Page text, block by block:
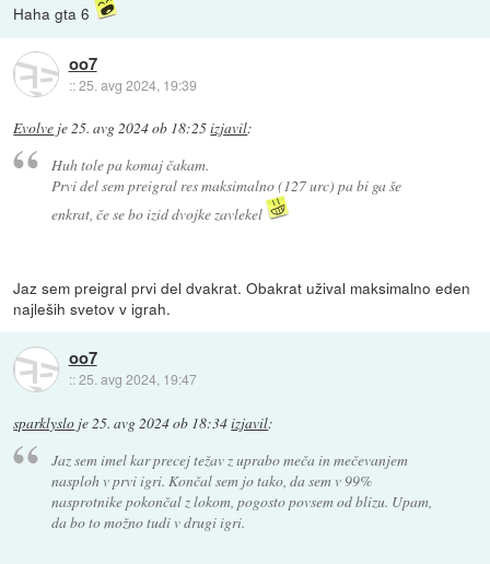
Haha gta 6
oo7
::25. avg 2024, 19:39
Evolve je25. avg 2024 ob 18:25izjavil:
Huh tole pa komaj čakam.
Prvi del sem preigral res maksimalno (127 urc) pa bi ga še
enkrat, če se bo izid dvojke zavlekel
Jaz sem preigral prvi del dvakrat. Obakrat užival maksimalno eden
najleših svetov v igrah.
oo7
::25. avg 2024, 19:47
sparklyslo je25. avg 2024 ob 18:34izjavil:
Jaz sem imel kar precej težav z uprabo meča in mečevanjem
nasploh v prvi igri. Končal sem jo tako, da sem v 99%
nasprotnike pokončal z lokom, pogosto povsem od blizu. Upam,
da bo to možno tudi v drugi igri.